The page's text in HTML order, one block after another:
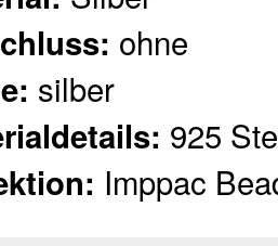
ohne
silber
925
Imppac